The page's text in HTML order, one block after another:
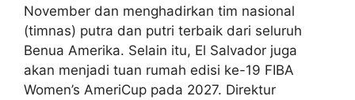
November dan menghadirkan tim nasional
(timnas) putra dan putri terbaik dari seluruh
Benua Amerika. Selain itu, El Salvador juga
akan menjadi tuan rumah edisi ke-19 FIBA
Women’s AmeriCup pada 2027. Direktur